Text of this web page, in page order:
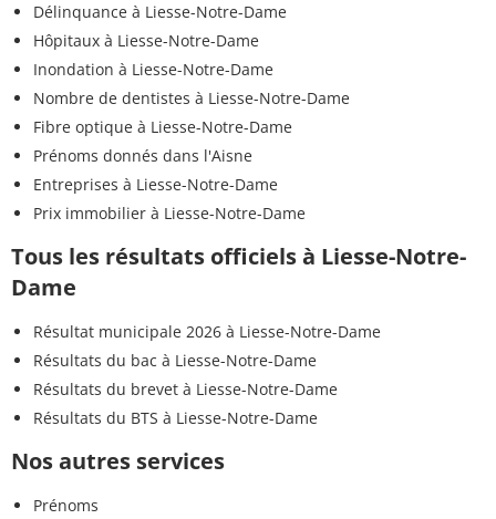
Délinquance à Liesse-Notre-Dame
Hôpitaux à Liesse-Notre-Dame
Inondation à Liesse-Notre-Dame
Nombre de dentistes à Liesse-Notre-Dame
Fibre optique à Liesse-Notre-Dame
Prénoms donnés dans l'Aisne
Entreprises à Liesse-Notre-Dame
Prix immobilier à Liesse-Notre-Dame
Tous les résultats officiels à Liesse-Notre-
Dame
Résultat municipale 2026 à Liesse-Notre-Dame
Résultats du bac à Liesse-Notre-Dame
Résultats du brevet à Liesse-Notre-Dame
Résultats du BTS à Liesse-Notre-Dame
Nos autres services
Prénoms